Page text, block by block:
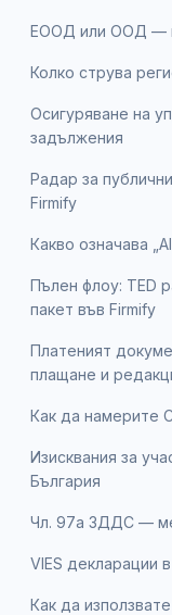
ЕООД или ООД —
Колко струва
Осигуряване на
задължения
Радар за
Firmify
Какво означава
Пълен флоу: TED
пакет във Firmify
Платеният
плащане и
Как да намерите
Изисквания за
България
Чл. 97а ЗДДС —
VIES декларации
Как да